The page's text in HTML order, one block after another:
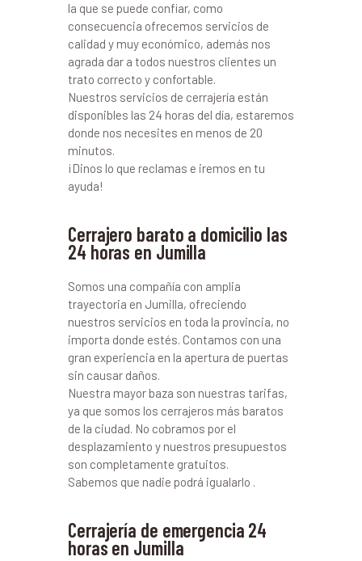
la que se puede confiar, como
consecuencia ofrecemos servicios de
calidad y muy económico, además nos
agrada dar a todos nuestros clientes un
trato correcto y confortable.
Nuestros servicios de cerrajería están
disponibles las 24 horas del día, estaremos
donde nos necesites en menos de 20
minutos.
¡Dinos lo que reclamas e iremos en tu
ayuda!
Cerrajero barato a domicilio las
24 horas en Jumilla
Somos una compañía con amplia
trayectoria en Jumilla, ofreciendo
nuestros servicios en toda la provincia, no
importa donde estés. Contamos con una
gran experiencia en la apertura de puertas
sin causar daños.
Nuestra mayor baza son nuestras tarifas,
ya que somos los cerrajeros más baratos
de la ciudad. No cobramos por el
desplazamiento y nuestros presupuestos
son completamente gratuitos.
Sabemos que nadie podrá igualarlo .
Cerrajería de emergencia 24
horas en Jumilla